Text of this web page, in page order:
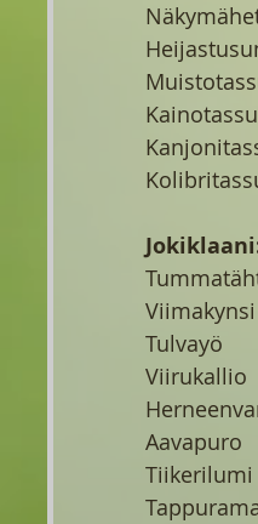
Kainotassu
Viimakynsi
Tulvayö
Viirukallio
Aavapuro
Tiikerilumi